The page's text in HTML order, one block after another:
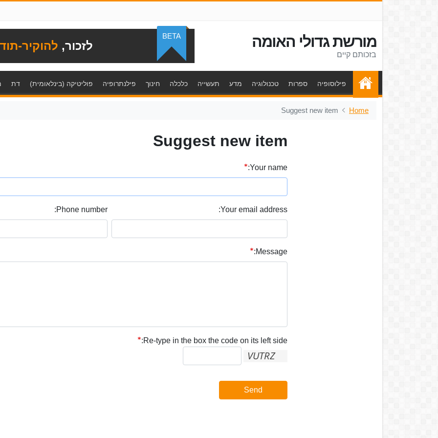
מורשת גדולי האומה
בזכותם קיים
לזכור, להוקיר-
BETA
פילוסופיה ספרות טכנולוגיה מדע תעשייה כלכלה חינוך פילנתרופיה פוליטיקה (בינלאומית) דת
Home
Suggest new item
Suggest new item
Your name:
Your email address:
Phone number:
Message:
Re-type in the box the code on its left side:
Send